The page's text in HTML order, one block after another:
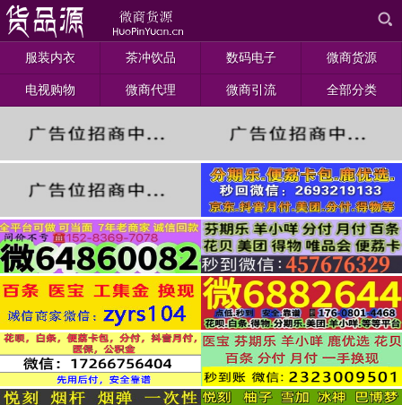
服装内衣 茶冲饮品 数码电子 微商货源
电视购物 微商代理 微商引流 全部分类